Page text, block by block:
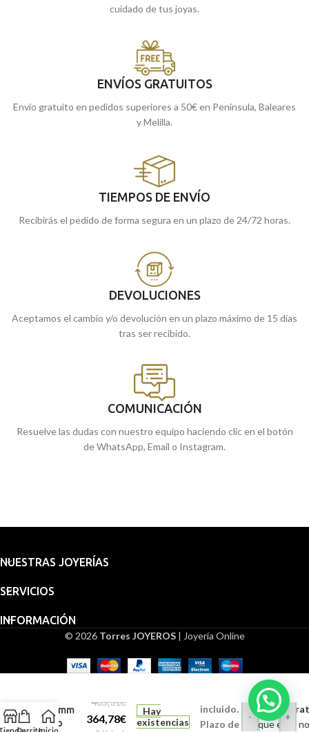
cuidado de tus joyas.
ENVÍOS GRATUITOS
Envío gratuito en pedidos superiores a 50€ en Península, Baleares
y Melilla.
TIEMPOS DE ENVÍO
Recibirás el pedido de forma segura en un plazo de 24/72 horas.
DEVOLUCIONES
Aceptamos el cambio y/o devolución en un plazo máximo de 15 días
tras ser recibido.
COMUNICACIÓN
Resuelve las dudas con nuestro equipo haciendo clic en el botón
de WhatsApp, Email o Instagram.
NUESTRAS JOYERÍAS
SERVICIOS
INFORMACIÓN
© 2026 Torres JOYEROS| Joyería Online
Medalla
16 mm
Oro
405,31€
364,78€
Hay
existencias
Embalaje
incluido.
Plazo de
- +
Grabado
Indique en la